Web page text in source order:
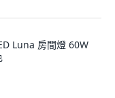
Luna 房間燈 60W